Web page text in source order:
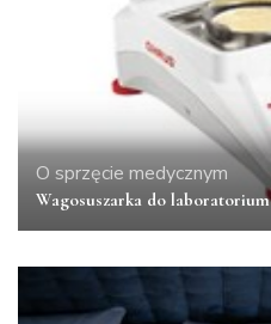
O sprzęcie medycznym
Wagosuszarka do laboratorium